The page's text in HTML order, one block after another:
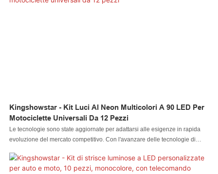
molto enfatizzato perché potrebbe guidare la tendenza del settore
Kingshowstar - Kit Luci Al Neon Multicolori A 90 LED Per
Motociclette Universali Da 12 Pezzi
Le tecnologie sono state aggiornate per adattarsi alle esigenze in rapida
evoluzione del mercato competitivo. Con l'avanzare delle tecnologie di
motociclette da 12 pezzi sono state notevolmente migliorate. Ha un effetto
enorme sui campi dei sistemi di illuminazione per auto.